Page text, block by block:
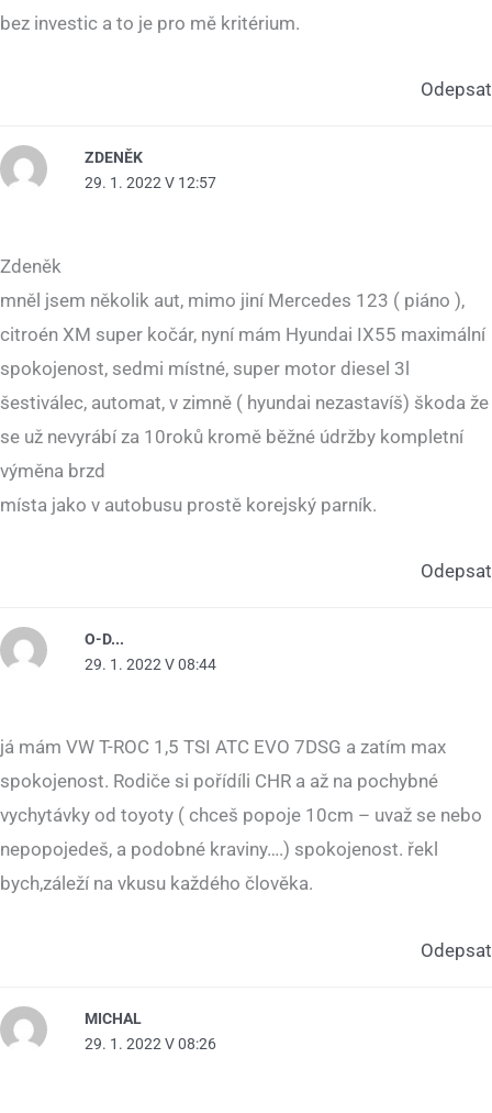
bez investic a to je pro mě kritérium.
Odepsat
ZDENĚK
29. 1. 2022 V 12:57
Zdeněk
mněl jsem několik aut, mimo jiní Mercedes 123 ( piáno ),
citroén XM super kočár, nyní mám Hyundai IX55 maximální
spokojenost, sedmi místné, super motor diesel 3l
šestiválec, automat, v zimně ( hyundai nezastavíš) škoda že
se už nevyrábí za 10roků kromě běžné údržby kompletní
výměna brzd
místa jako v autobusu prostě korejský parník.
Odepsat
O-D...
29. 1. 2022 V 08:44
já mám VW T-ROC 1,5 TSI ATC EVO 7DSG a zatím max
spokojenost. Rodiče si pořídíli CHR a až na pochybné
vychytávky od toyoty ( chceš popoje 10cm – uvaž se nebo
nepopojedeš, a podobné kraviny….) spokojenost. řekl
bych,záleží na vkusu každého člověka.
Odepsat
MICHAL
29. 1. 2022 V 08:26